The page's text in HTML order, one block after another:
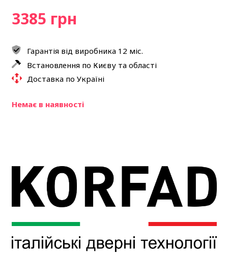
3385 грн
Гарантія від виробника 12 міс.
Встановлення по Києву та області
Доставка по Україні
Немає в наявності